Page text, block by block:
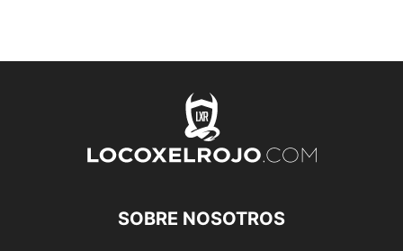
SOBRE NOSOTROS